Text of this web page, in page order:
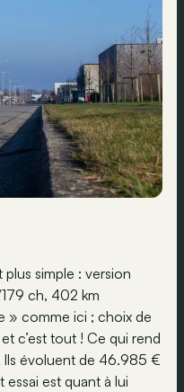
simple : version
ch, 402 km
» comme ici ; choix de
c’est tout ! Ce qui rend
Ils évoluent de 46.985 €
est quant à lui